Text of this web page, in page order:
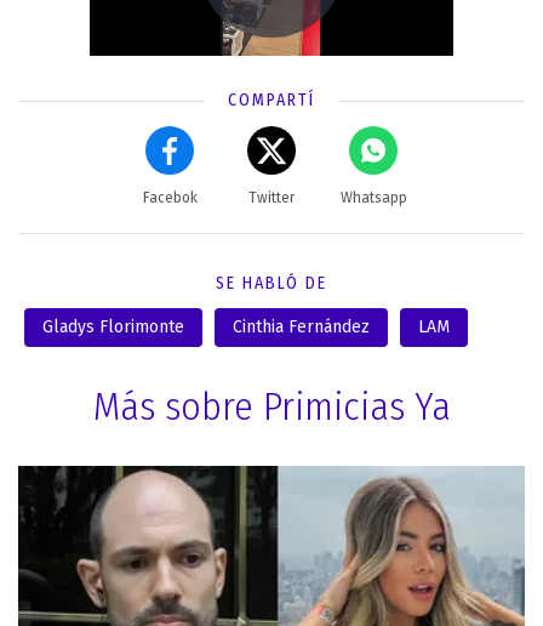
COMPARTÍ
Facebok Twitter Whatsapp
SE HABLÓ DE
Gladys Florimonte Cinthia Fernández LAM
Más sobre Primicias Ya